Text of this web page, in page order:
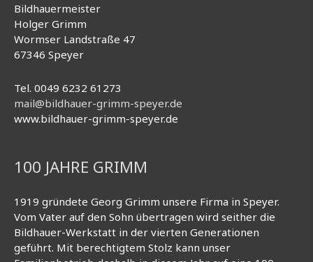
Bildhauermeister
Holger Grimm
Wormser Landstraße 47
67346 Speyer
Tel. 0049 6232 61273
mail@bildhauer-grimm-speyer.de
www.bildhauer-grimm-speyer.de
100 JAHRE GRIMM
1919 gründete Georg Grimm unsere Firma in Speyer.
Vom Vater auf den Sohn übertragen wird seither die
Bildhauer-Werkstatt in der vierten Generationen
geführt. Mit berechtigtem Stolz kann unser